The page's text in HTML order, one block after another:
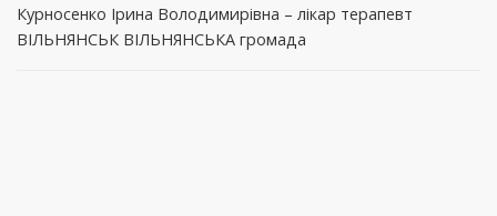
Курносенко Ірина Володимирівна – лікар терапевт
ВІЛЬНЯНСЬК ВІЛЬНЯНСЬКА громада